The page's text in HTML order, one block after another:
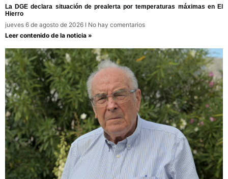
La DGE declara situación de prealerta por temperaturas máximas en El
Hierro
jueves 6 de agosto de 2026
No hay comentarios
Leer contenido de la noticia »